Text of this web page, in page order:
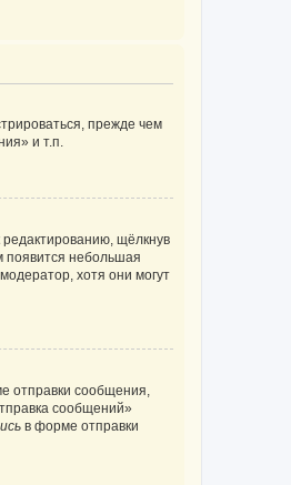
прежде чем
и т.п.
щёлкнув
появится небольшая
хотя они могут
отправки сообщения,
сообщений»
в форме отправки